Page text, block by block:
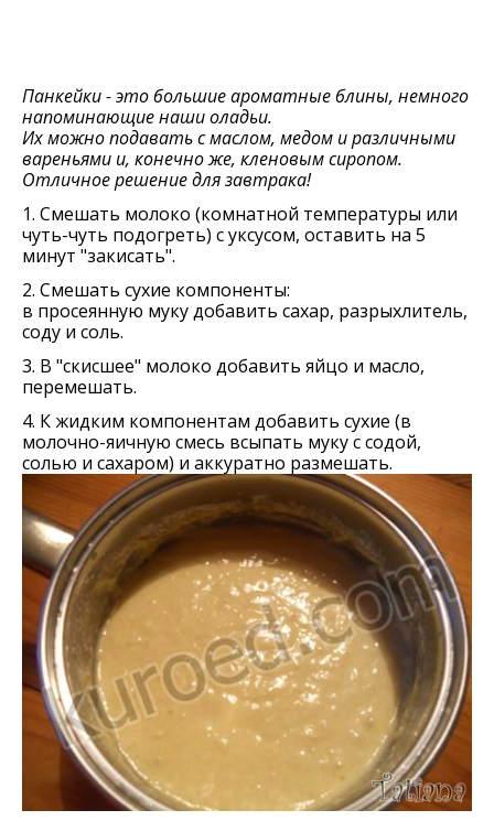
Панкейки - это большие ароматные блины, немного
напоминающие наши оладьи.
Их можно подавать с маслом, медом и различными
вареньями и, конечно же, кленовым сиропом.
Отличное решение для завтрака!
1. Смешать молоко (комнатной температуры или
чуть-чуть подогреть) с уксусом, оставить на 5
минут "закисать".
2. Смешать сухие компоненты:
в просеянную муку добавить сахар, разрыхлитель,
соду и соль.
3. В "скисшее" молоко добавить яйцо и масло,
перемешать.
4. К жидким компонентам добавить сухие (в
молочно-яичную смесь всыпать муку с содой,
солью и сахаром) и аккуратно размешать.